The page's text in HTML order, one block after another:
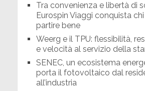
Tra convenienza e libertà di
Eurospin Viaggi conquista
partire bene
Weerg e il TPU: flessibilità,
e velocità al servizio della
SENEC, un ecosistema
porta il fotovoltaico dal
all’industria